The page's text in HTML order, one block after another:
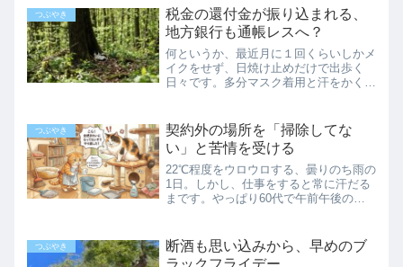
番が回ってきません。結局予...
つぶやき
税金の還付金が振り込まれる、
地方銀行も通帳レスへ？
何というか、最近月に１回くらいしかメ
イクをせず、日焼け止めだけで出歩く
日々です。多分マスク着用と汗をかく仕
一方です。ありがたき還付金先週末に、
令和7年度の確定申告で決ま...
つぶやき
契約外の場所を「掃除してな
い」と苦情を受ける
22℃程度をウロウロする、曇りのち雨の
1日。しかし、仕事をすると常に汗だる
まです。やっぱり60代で午前午後の仕
言われる新しいパートの方で、いつも通
りオフィスのロビーにダ...
つぶやき
断酒も思い込みから、早めのブ
ラックフライデー